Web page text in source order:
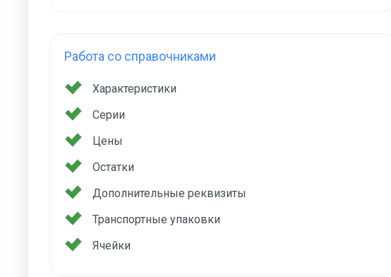
Работа со справочниками
Характеристики
Серии
Цены
Остатки
Дополнительные реквизиты
Транспортные упаковки
Ячейки